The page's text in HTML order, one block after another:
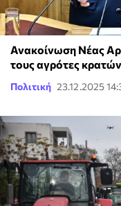
Ανακοίνωση Νέας
τους αγρότες
Πολιτική 23.12.2025